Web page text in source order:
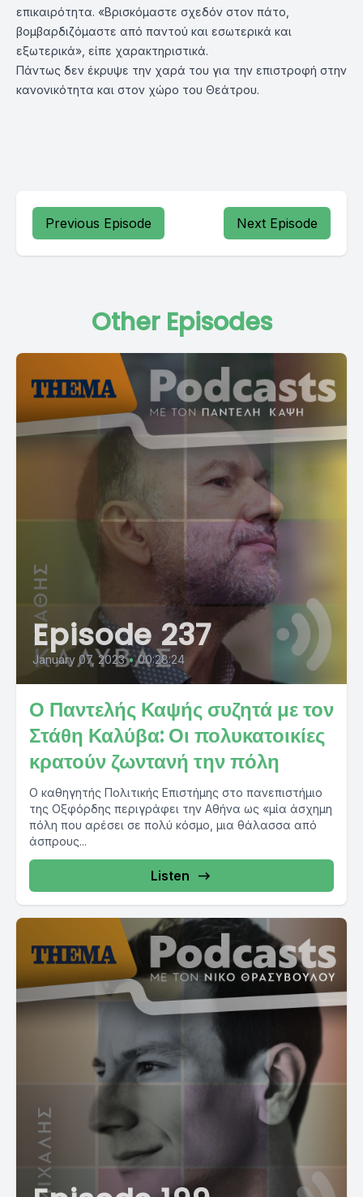
επικαιρότητα. «Βρισκόμαστε σχεδόν στον πάτο,
βομβαρδιζόμαστε από παντού και εσωτερικά και
εξωτερικά», είπε χαρακτηριστικά.
Πάντως δεν έκρυψε την χαρά του για την επιστροφή στην
κανονικότητα και στον χώρο του Θεάτρου.
Previous Episode Next Episode
Other Episodes
Episode 237
January 07, 2023 • 00:28:24
Ο Παντελής Καψής συζητά με τον
Στάθη Καλύβα: Οι πολυκατοικίες
κρατούν ζωντανή την πόλη
Ο καθηγητής Πολιτικής Επιστήμης στο πανεπιστήμιο
της Οξφόρδης περιγράφει την Αθήνα ως «μία άσχημη
πόλη που αρέσει σε πολύ κόσμο, μια θάλασσα από
άσπρους...
Listen